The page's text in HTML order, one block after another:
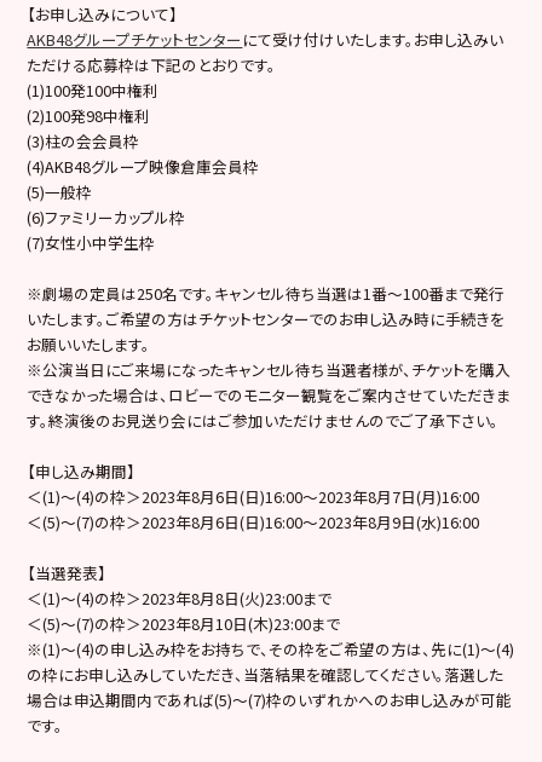
【お申し込みについて】
AKB48グループチケットセンター にて受け付けいたします。お申し込みい
ただける応募枠は下記のとおりです。
(1)100発100中権利
(2)100発98中権利
(3)柱の会会員枠
(4)AKB48グループ映像倉庫会員枠
(5)一般枠
(6)ファミリーカップル枠
(7)女性小中学生枠
※劇場の定員は250名です。キャンセル待ち当選は1番～100番まで発行
いたします。ご希望の方はチケットセンターでのお申し込み時に手続きを
お願いいたします。
※公演当日にご来場になったキャンセル待ち当選者様が、チケットを購入
できなかった場合は、ロビーでのモニター観覧をご案内させていただきま
す。終演後のお見送り会にはご参加いただけませんのでご了承下さい。
【申し込み期間】
＜(1)～(4)の枠＞2023年8月6日(日)16:00～2023年8月7日(月)16:00
＜(5)～(7)の枠＞2023年8月6日(日)16:00～2023年8月9日(水)16:00
【当選発表】
＜(1)～(4)の枠＞2023年8月8日(火)23:00まで
＜(5)～(7)の枠＞2023年8月10日(木)23:00まで
※(1)～(4)の申し込み枠をお持ちで、その枠をご希望の方は、先に(1)～(4)
の枠にお申し込みしていただき、当落結果を確認してください。落選した
場合は申込期間内であれば(5)～(7)枠のいずれかへのお申し込みが可能
です。